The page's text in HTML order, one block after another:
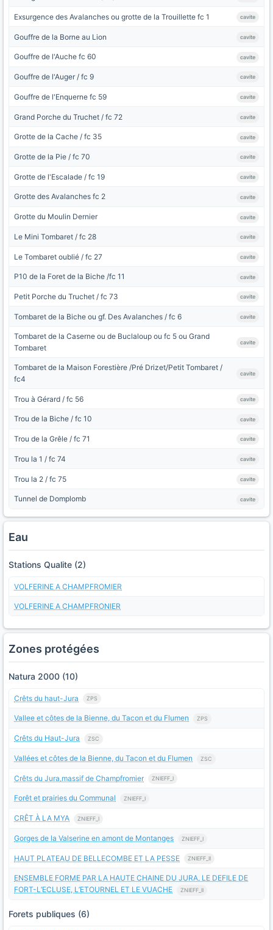
Exsurgence des Avalanches ou grotte de la Trouillette fc 1 cavite
Gouffre de la Borne au Lion cavite
Gouffre de l'Auche fc 60 cavite
Gouffre de l'Auger / fc 9 cavite
Gouffre de l'Enquerne fc 59 cavite
Grand Porche du Truchet / fc 72 cavite
Grotte de la Cache / fc 35 cavite
Grotte de la Pie / fc 70 cavite
Grotte de l'Escalade / fc 19 cavite
Grotte des Avalanches fc 2 cavite
Grotte du Moulin Dernier cavite
Le Mini Tombaret / fc 28 cavite
Le Tombaret oublié / fc 27 cavite
P10 de la Foret de la Biche /fc 11 cavite
Petit Porche du Truchet / fc 73 cavite
Tombaret de la Biche ou gf. Des Avalanches / fc 6 cavite
Tombaret de la Caserne ou de Buclaloup ou fc 5 ou Grand
Tombaret
cavite
Tombaret de la Maison Forestière /Pré Drizet/Petit Tombaret /
fc4
cavite
Trou à Gérard / fc 56 cavite
Trou de la Biche / fc 10 cavite
Trou de la Grêle / fc 71 cavite
Trou la 1 / fc 74 cavite
Trou la 2 / fc 75 cavite
Tunnel de Domplomb cavite
Eau
Stations Qualite (2)
VOLFERINE A CHAMPFROMIER
VOLFERINE A CHAMPFRONIER
Zones protégées
Natura 2000 (10)
Crêts du haut-Jura ZPS
Vallee et côtes de la Bienne, du Tacon et du Flumen ZPS
Crêts du Haut-Jura ZSC
Vallées et côtes de la Bienne, du Tacon et du Flumen ZSC
Crêts du Jura,massif de Champfromier ZNIEFF_I
Forêt et prairies du Communal ZNIEFF_I
CRÊT À LA MYA ZNIEFF_I
Gorges de la Valserine en amont de Montanges ZNIEFF_I
HAUT PLATEAU DE BELLECOMBE ET LA PESSE ZNIEFF_II
ENSEMBLE FORME PAR LA HAUTE CHAINE DU JURA, LE DEFILE DE
FORT-L’ECLUSE, L’ETOURNEL ET LE VUACHE
ZNIEFF_II
Forets publiques (6)